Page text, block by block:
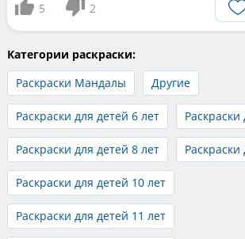
5 2
Категории раскраски:
Раскраски Мандалы
Другие
Раскраски для детей 6 лет Раскраски
Раскраски для детей 8 лет Раскраски
Раскраски для детей 10 лет
Раскраски для детей 11 лет